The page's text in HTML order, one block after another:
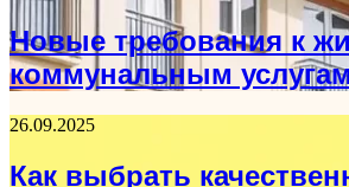
Новые требования к
коммунальным
26.09.2025
Как выбрать